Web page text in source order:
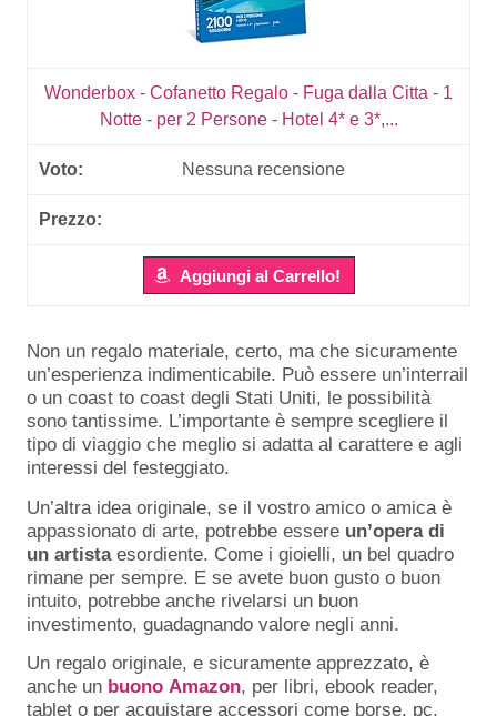
Wonderbox - Cofanetto Regalo - Fuga dalla Citta - 1
Notte - per 2 Persone - Hotel 4* e 3*,...
Nessuna recensione
Aggiungi al Carrello!
Non un regalo materiale, certo, ma che sicuramente
un’esperienza indimenticabile. Può essere un’interrail
o un coast to coast degli Stati Uniti, le possibilità
sono tantissime. L’importante è sempre scegliere il
tipo di viaggio che meglio si adatta al carattere e agli
interessi del festeggiato.
Un’altra idea originale, se il vostro amico o amica è
appassionato di arte, potrebbe essere un’opera di
un artistaesordiente. Come i gioielli, un bel quadro
rimane per sempre. E se avete buon gusto o buon
intuito, potrebbe anche rivelarsi un buon
investimento, guadagnando valore negli anni.
Un regalo originale, e sicuramente apprezzato, è
anche un buono Amazon, per libri, ebook reader,
tablet o per acquistare accessori come borse, pc,